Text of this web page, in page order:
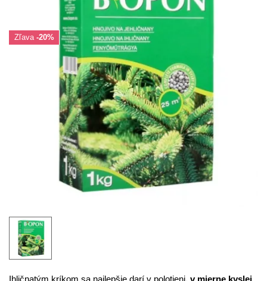
Zľava -20%
Ihličnatým kríkom sa najlepšie darí v polotieni, v mierne kyslej